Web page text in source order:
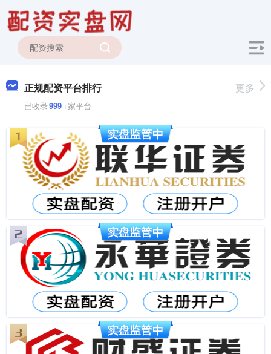
正规配资平台排行
已收录999+家平台
更多